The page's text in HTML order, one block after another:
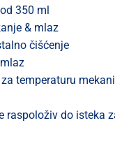
350 ml
& mlaz
čišćenje
temperaturu
raspoloživ do isteka